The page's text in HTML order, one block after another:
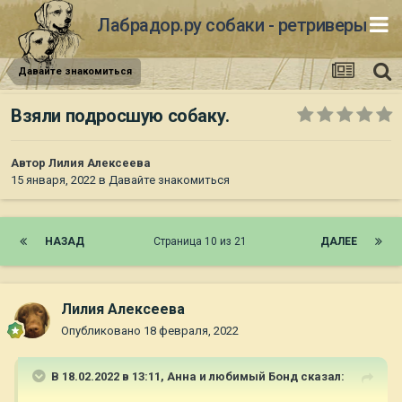
Лабрадор.ру собаки - ретриверы
Давайте знакомиться
Взяли подросшую собаку.
Автор Лилия Алексеева
15 января, 2022 в Давайте знакомиться
НАЗАД ДАЛЕЕ
Страница 10 из 21
Лилия Алексеева
Опубликовано 18 февраля, 2022
В 18.02.2022 в 13:11, Анна и любимый Бонд сказал: